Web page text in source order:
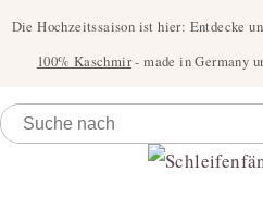
Die Hochzeitssaison ist hier: Entdecke
100% Kaschmir- made in Germany